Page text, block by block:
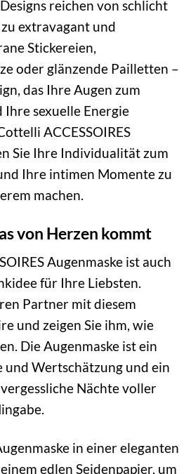
reichen von schlicht
extravagant und
Stickereien,
oder glänzende Pailletten –
das Ihre Augen zum
sexuelle Energie
ACCESSOIRES
Sie Ihre Individualität zum
Ihre intimen Momente zu
machen.
von Herzen kommt
Augenmaske ist auch
für Ihre Liebsten.
Partner mit diesem
und zeigen Sie ihm, wie
Die Augenmaske ist ein
und Wertschätzung und ein
Nächte voller
in einer eleganten
edlen Seidenpapier, um